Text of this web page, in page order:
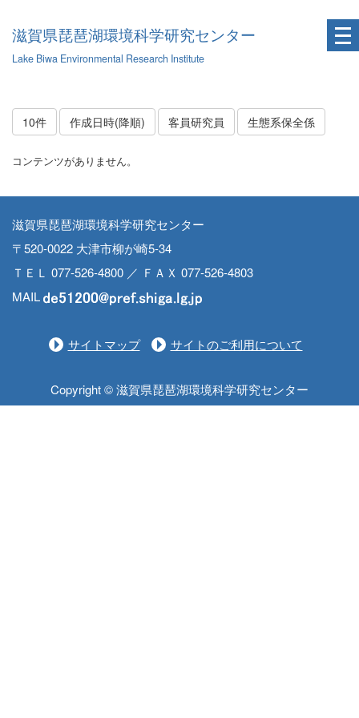
滋賀県琵琶湖環境科学研究センター
Lake Biwa Environmental Research Institute
10件 作成日時(降順) 客員研究員 生態系保全係
コンテンツがありません。
滋賀県琵琶湖環境科学研究センター
〒520-0022 大津市柳が崎5-34
ＴＥＬ 077-526-4800 ／ ＦＡＸ 077-526-4803
MAIL
サイトマップ サイトのご利用について
Copyright © 滋賀県琵琶湖環境科学研究センター